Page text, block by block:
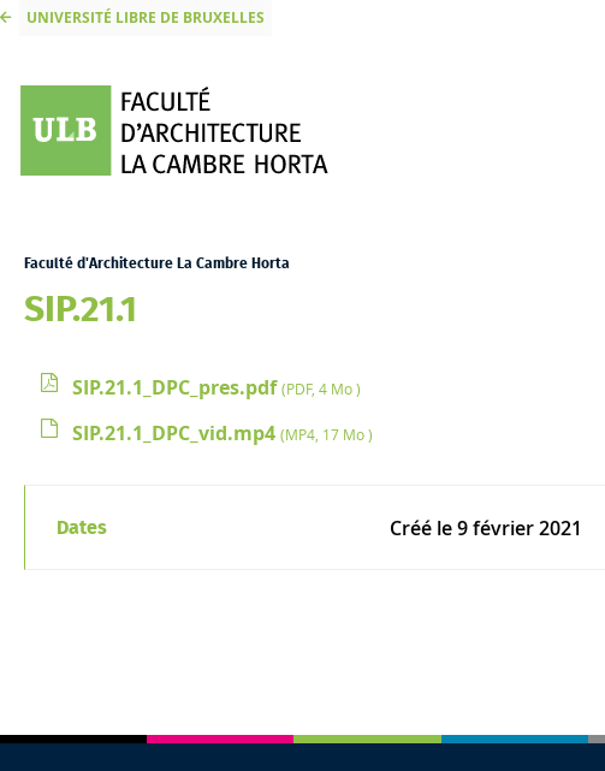
UNIVERSITÉ LIBRE DE BRUXELLES
Faculté d'Architecture La Cambre Horta
SIP.21.1
SIP.21.1_DPC_pres.pdf(PDF, 4 Mo )
SIP.21.1_DPC_vid.mp4 (MP4, 17 Mo )
Dates Créé le9 février 2021